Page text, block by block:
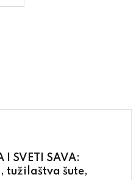
I SVETI SAVA:
tužilaštva šute,